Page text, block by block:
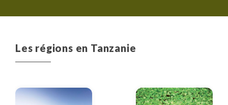
Les régions en Tanzanie